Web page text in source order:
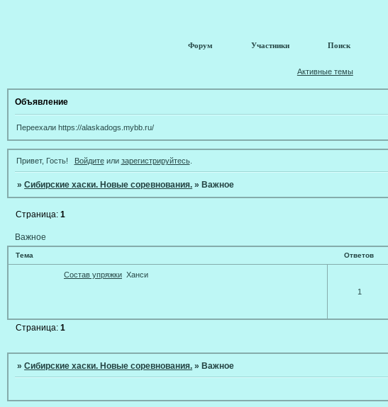
Форум Участники Поиск
Активные темы
Объявление
Переехали https://alaskadogs.mybb.ru/
Привет, Гость! Войдитеили зарегистрируйтесь.
»Сибирские хаски. Новые соревнования. »Важное
Важное
Страница:1
Тема Ответов
Состав упряжки Ханси
1
Страница:1
»Сибирские хаски. Новые соревнования. » Важное